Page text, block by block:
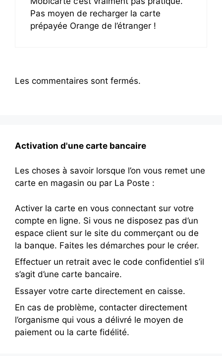
Pas moyen de recharger la carte
prépayée Orange de l’étranger !
Les commentaires sont fermés.
Activation d'une carte bancaire
Les choses à savoir lorsque l’on vous remet une
carte en magasin ou par La Poste :
Activer la carte en vous connectant sur votre
compte en ligne. Si vous ne disposez pas d’un
espace client sur le site du commerçant ou de
la banque. Faites les démarches pour le créer.
Effectuer un retrait avec le code confidentiel s’il
s’agit d’une carte bancaire.
Essayer votre carte directement en caisse.
En cas de problème, contacter directement
l’organisme qui vous a délivré le moyen de
paiement ou la carte fidélité.